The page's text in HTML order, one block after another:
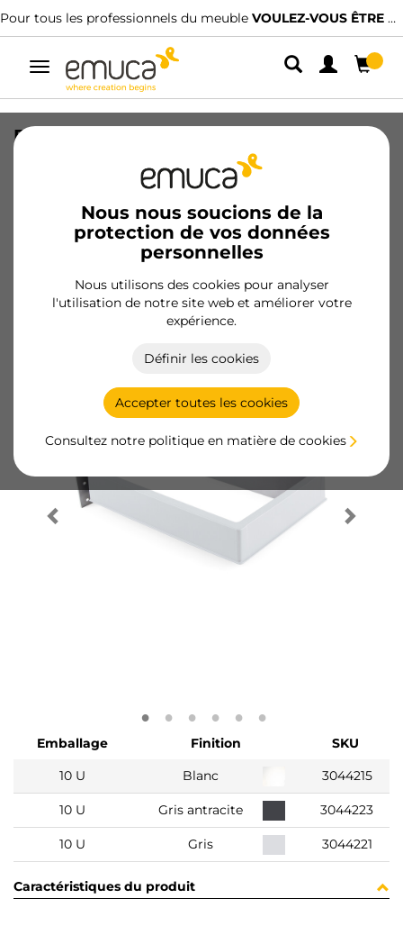
Pour tous les professionnels du meuble VOULEZ-VOUS ÊTRE CLIENT ?
Alterner
navigation
Nous nous soucions de la
protection de vos données
personnelles
Nous utilisons des cookies pour analyser
l'utilisation de notre site web et améliorer votre
expérience.
Définir les cookies
Accepter toutes les cookies
Consultez notre politique en matière de cookies
Economiseur de siphon rectangulaire
pour tiroir, Plastique, Blanc
Devenir client
Fiche produit
Emballage Finition
SKU
10 U
Blanc 3044215
10 U Gris antracite 3044223
10 U Gris 3044221
Caractéristiques du produit